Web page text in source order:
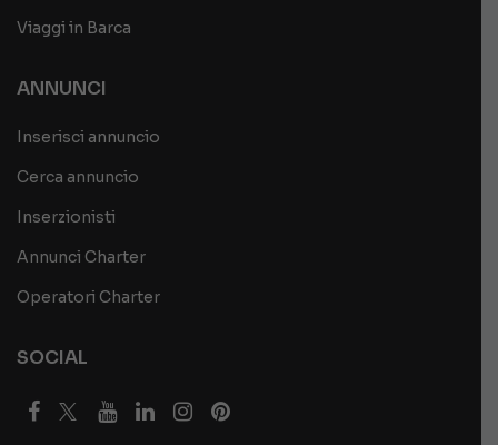
Viaggi in Barca
ANNUNCI
Inserisci annuncio
Cerca annuncio
Inserzionisti
Annunci Charter
Operatori Charter
SOCIAL